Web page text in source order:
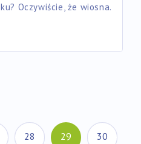
Oczywiście, że wiosna.
28 29 (aktualna)
30